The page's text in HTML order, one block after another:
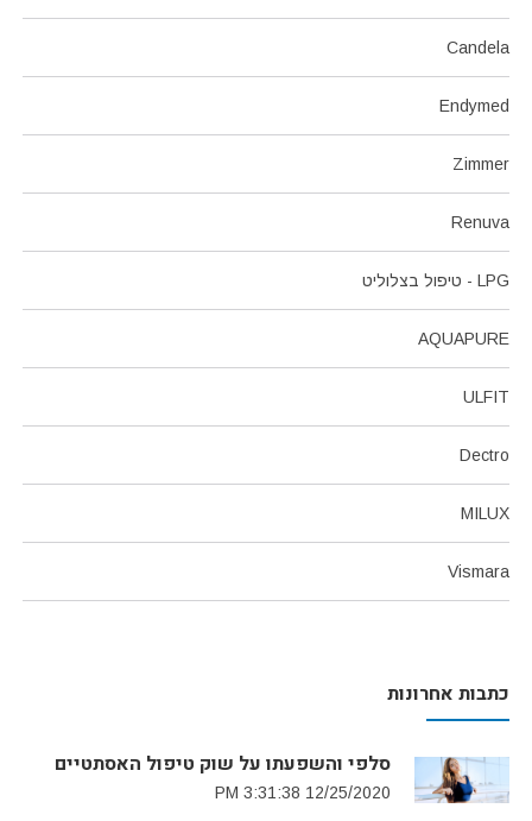
Candela
Endymed
Zimmer
Renuva
LPG - טיפול בצלוליט
AQUAPURE
ULFIT
Dectro
MILUX
Vismara
כתבות אחרונות
סלפי והשפעתו על שוק טיפול האסתטיים
12/25/2020 3:31:38 PM